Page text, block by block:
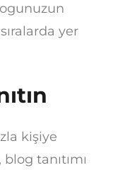
yer
kişiye
tanıtımı